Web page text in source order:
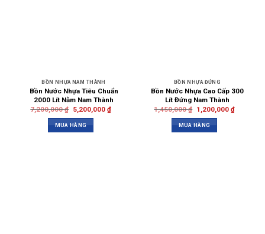
BỒN NHỰA NAM THÀNH
Bồn Nước Nhựa Tiêu Chuẩn
2000 Lít Nằm Nam Thành
7,200,000₫ 5,200,000 ₫
MUA HÀNG
BỒN NHỰA ĐỨNG
Bồn Nước Nhựa Cao Cấp 300
Lít Đứng Nam Thành
1,450,000₫ 1,200,000 ₫
MUA HÀNG